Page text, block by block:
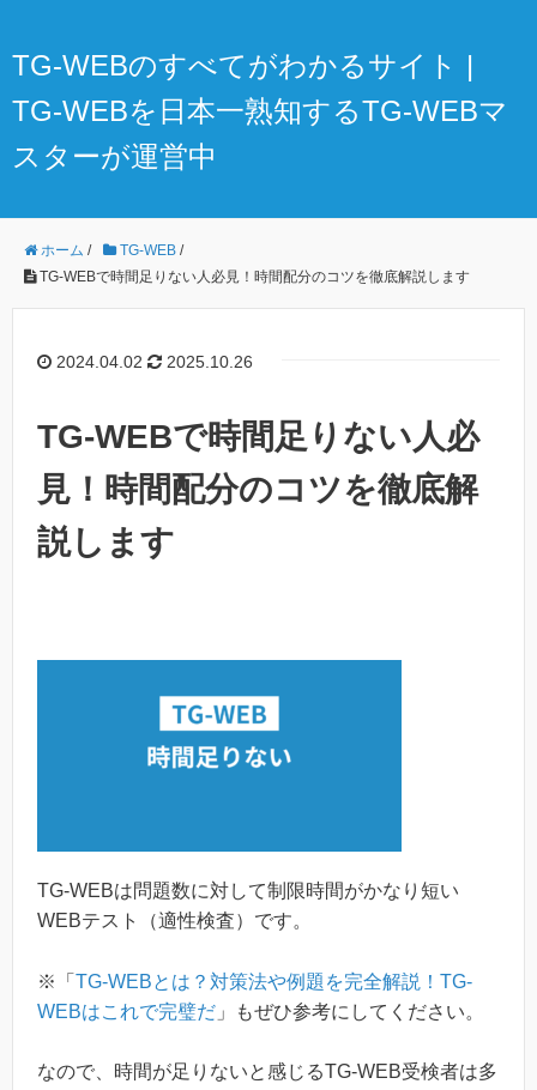
TG-WEBのすべてがわかるサイト |
TG-WEBを日本一熟知するTG-WEBマ
スターが運営中
ホーム / TG-WEB /
TG-WEBで時間足りない人必見！時間配分のコツを徹底解説します
2024.04.02 2025.10.26
TG-WEBで時間足りない人必
見！時間配分のコツを徹底解
説します
TG-WEBは問題数に対して制限時間がかなり短い
WEBテスト（適性検査）です。
※「 TG-WEBとは？対策法や例題を完全解説！TG-
WEBはこれで完璧だ 」もぜひ参考にしてください。
なので、時間が足りないと感じるTG-WEB受検者は多